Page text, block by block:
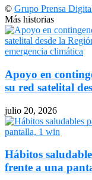
© Grupo Prensa
Más historias
Apoyo en
su red satelital
julio 20, 2026
Hábitos
frente a una